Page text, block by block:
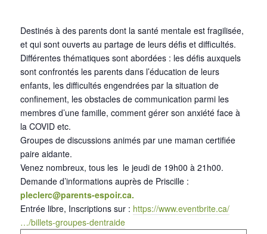
Destinés à des parents dont la santé mentale est fragilisée,
et qui sont ouverts au partage de leurs défis et difficultés.
Différentes thématiques sont abordées : les défis auxquels
sont confrontés les parents dans l’éducation de leurs
enfants, les difficultés engendrées par la situation de
confinement, les obstacles de communication parmi les
membres d’une famille, comment gérer son anxiété face à
la COVID etc.
Groupes de discussions animés par une maman certifiée
paire aidante.
Venez nombreux, tous les le jeudi de 19h00 à 21h00.
Demande d’informations auprès de Priscille :
pleclerc@parents-espoir.ca.
Entrée libre, Inscriptions sur : https://www.eventbrite.ca/
…/billets-groupes-dentraide